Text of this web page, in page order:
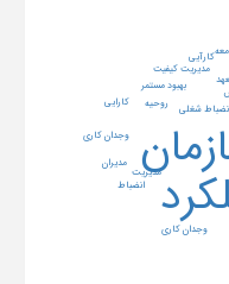
شغلی
بهبود مستمر
روحیه
مدیریت
مدیریت کیفیت
وجدان کاری
کارآیی
انضباط
مدیران
وجدان کاری
کارایی